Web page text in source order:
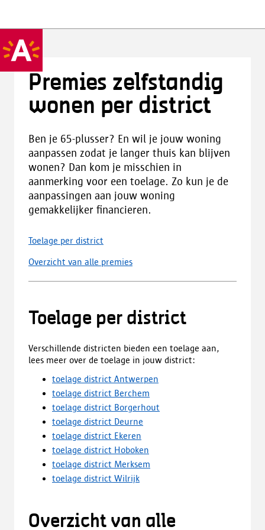
Premies zelfstandig
wonen per district
Ben je 65-plusser? En wil je jouw woning
aanpassen zodat je langer thuis kan blijven
wonen? Dan kom je misschien in
aanmerking voor een toelage. Zo kun je de
aanpassingen aan jouw woning
gemakkelijker financieren.
Toelage per district
Overzicht van alle premies
Toelage per district
Verschillende districten bieden een toelage aan,
lees meer over de toelage in jouw district:
toelage district Antwerpen
toelage district Berchem
toelage district Borgerhout
toelage district Deurne
toelage district Ekeren
toelage district Hoboken
toelage district Merksem
toelage district Wilrijk
Overzicht van alle